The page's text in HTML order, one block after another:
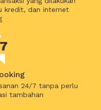
kredit, dan internet
24/7 tanpa perlu
tambahan